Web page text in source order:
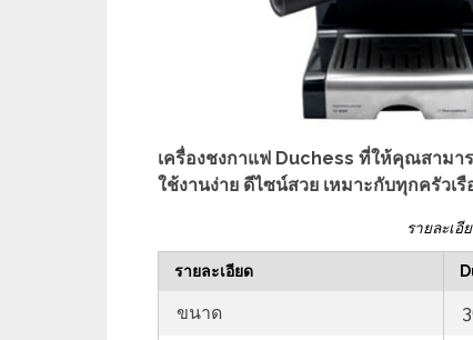
เครื่องชงกาแฟ Duchess ที่ให้คุณสาม
ใช้งานง่าย ดีไซน์สวย เหมาะกับทุกครัวเรื
รายละเ
รายละเอียด
ขนาด